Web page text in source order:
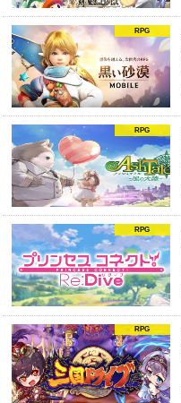
RPG
RPG
RPG
RPG